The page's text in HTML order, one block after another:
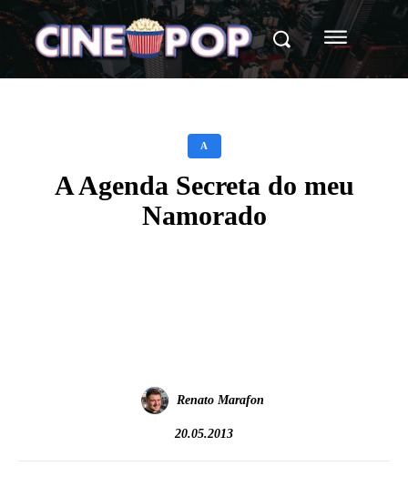
A
A Agenda Secreta do meu
Namorado
Renato Marafon
20.05.2013